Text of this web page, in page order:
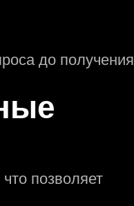
до получения
позволяет